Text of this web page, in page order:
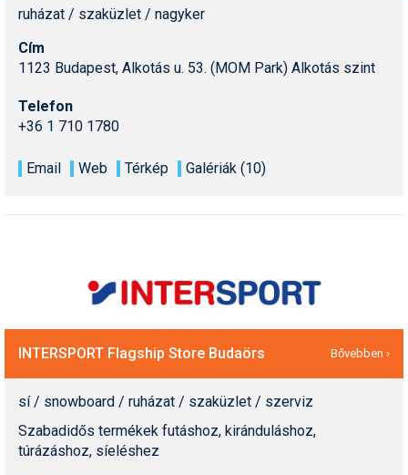
Védőfelszerelés
Wellness
ruházat / szaküzlet / nagyker
Cím
1123 Budapest, Alkotás u. 53. (MOM Park) Alkotás szint
Telefon
+36 1 710 1780
Email Web Térkép Galériák (10)
INTERSPORT Flagship Store Budaörs Bővebben ›
sí / snowboard / ruházat / szaküzlet / szerviz
Szabadidős termékek futáshoz, kiránduláshoz,
túrázáshoz, síeléshez